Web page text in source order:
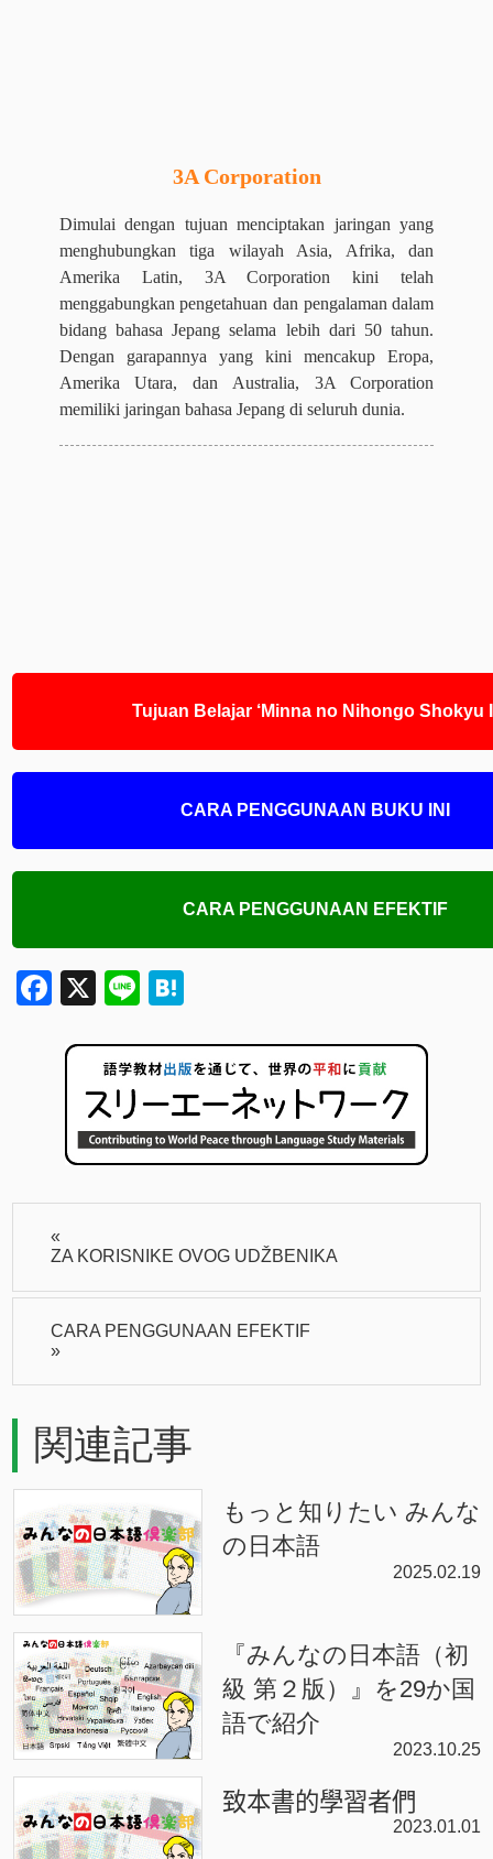
3A Corporation
Dimulai dengan tujuan menciptakan jaringan yang
menghubungkan tiga wilayah Asia, Afrika, dan
Amerika Latin, 3A Corporation kini telah
menggabungkan pengetahuan dan pengalaman dalam
bidang bahasa Jepang selama lebih dari 50 tahun.
Dengan garapannya yang kini mencakup Eropa,
Amerika Utara, dan Australia, 3A Corporation
memiliki jaringan bahasa Jepang di seluruh dunia.
Tujuan Belajar ‘Minna no Nihongo Shokyu
CARA PENGGUNAAN BUKU INI
CARA PENGGUNAAN EFEKTIF
Facebook
X Line
«
ZA KORISNIKE OVOG UDŽBENIKA
CARA PENGGUNAAN EFEKTIF
»
関連記事
もっと知りたい みんな
の日本語
2025.02.19
『みんなの日本語（初
級 第２版）』を29か国
語で紹介
2023.10.25
致本書的學習者們
2023.01.01